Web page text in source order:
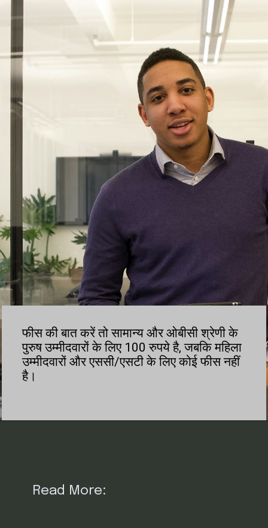
फीस की बात करें तो सामान्य और ओबीसी श्रेणी के
पुरुष उम्मीदवारों के लिए 100 रुपये है, जबकि महिला
उम्मीदवारों और एससी/एसटी के लिए कोई फीस नहीं
है।
Read More: